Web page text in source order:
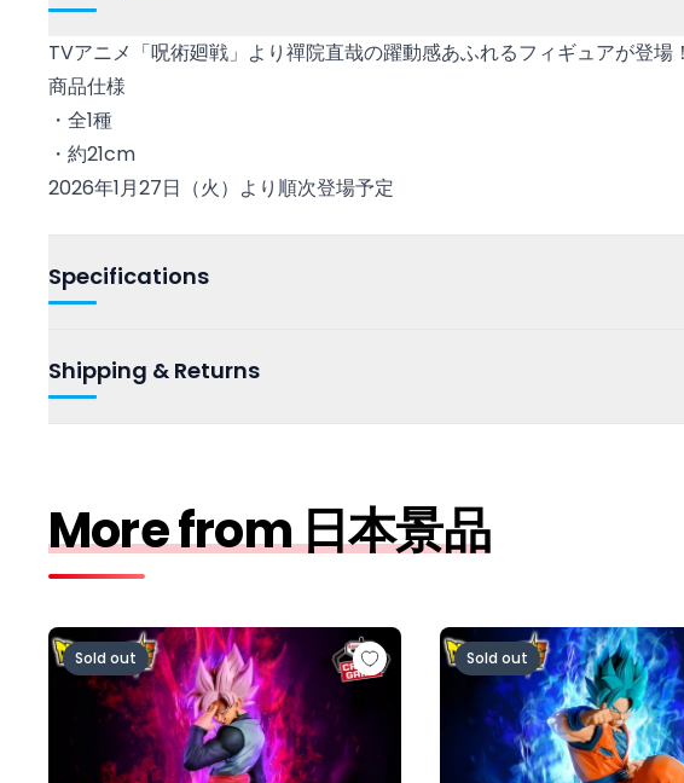
TVアニメ「呪術廻戦」より禪院直哉の躍動感あふれるフィギュアが登場！
商品仕様
・全1種
・約21cm
2026年1月27日（火）より順次登場予定
Specifications
Shipping & Returns
More from 日本景品
ドラゴンボール超 MATCH MAKERS ゴクウブラック-超サイヤ人ロゼ-（
Sold out
ドラゴンボール超 MATCH
Sold out